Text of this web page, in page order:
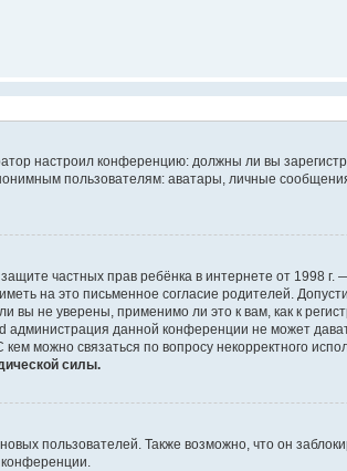
настроил конференцию: должны ли вы
пользователям: аватары, личные
частных прав ребёнка в интернете от 1998
на это письменное согласие родителей.
не уверены, применимо ли это к вам, как к
администрация данной конференции не может
можно связаться по вопросу некорректного
силы.
пользователей. Также возможно, что он
конференции.